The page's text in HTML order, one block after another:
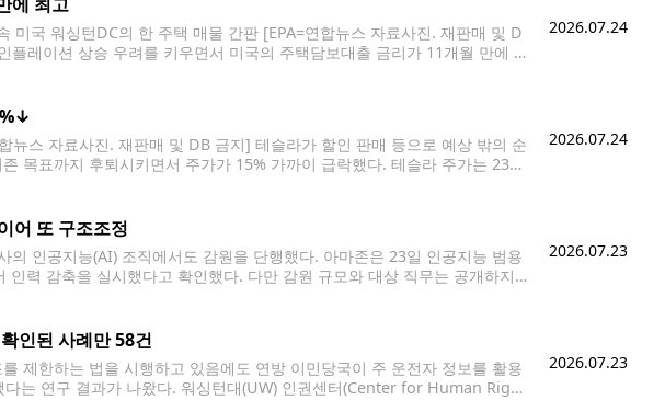
에 최고
국 워싱턴DC의 한 주택 매물 간판 [EPA=연합뉴스 자료사진. 재판매 및 D
레이션 상승 우려를 키우면서 미국의 주택담보대출 금리가 11개월 만에 최
2026.07.24
뉴스 자료사진. 재판매 및 DB 금지] 테슬라가 할인 판매 등으로 예상 밖의 순
목표까지 후퇴시키면서 주가가 15% 가까이 급락했다. 테슬라 주가는 23일
2026.07.24
어 또 구조조정
의 인공지능(AI) 조직에서도 감원을 단행했다. 아마존은 23일 인공지능 범용
력 감축을 실시했다고 확인했다. 다만 감원 규모와 대상 직무는 공개하지
2026.07.23
인된 사례만 58건
제한하는 법을 시행하고 있음에도 연방 이민당국이 주 운전자 정보를 활용
는 연구 결과가 나왔다. 워싱턴대(UW) 인권센터(Center for Human Right
2026.07.23